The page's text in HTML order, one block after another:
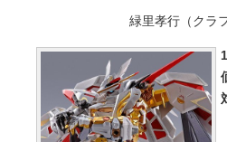
緑里孝行（クラ